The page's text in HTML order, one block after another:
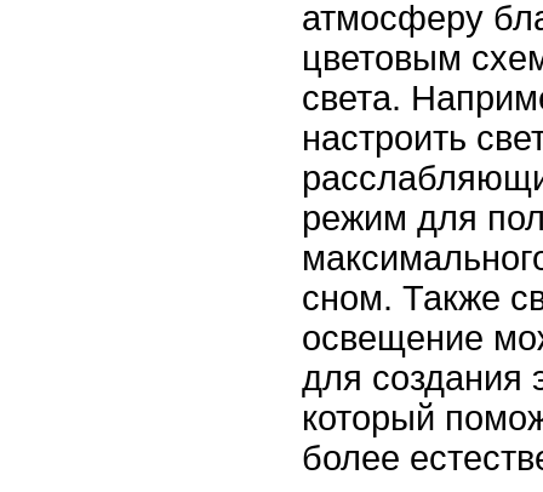
атмосферу
цветовым
света.
настроить
режим для
сном. Также
освещение
для создания
который
более